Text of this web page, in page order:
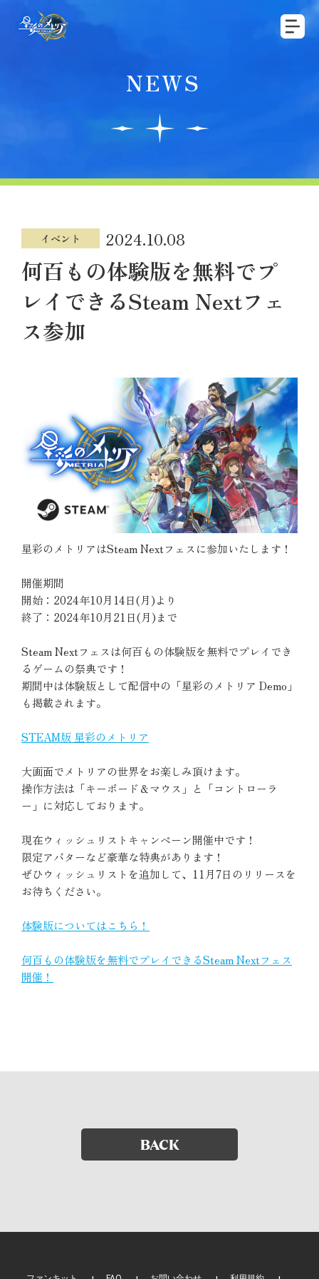
NEWS
イベント 2024.10.08
何百もの体験版を無料でプ
レイできるSteam Nextフェ
ス参加
星彩のメトリアはSteam Nextフェスに参加いたします！
開催期間
開始：2024年10月14日(月)より
終了：2024年10月21日(月)まで
Steam Nextフェスは何百もの体験版を無料でプレイでき
るゲームの祭典です！
期間中は体験版として配信中の「星彩のメトリア Demo」
も掲載されます。
STEAM版 星彩のメトリア
大画面でメトリアの世界をお楽しみ頂けます。
操作方法は「キーボード＆マウス」と「コントローラ
ー」に対応しております。
現在ウィッシュリストキャンペーン開催中です！
限定アバターなど豪華な特典があります！
ぜひウィッシュリストを追加して、11月7日のリリースを
お待ちください。
体験版についてはこちら！
何百もの体験版を無料でプレイできるSteam Nextフェス
開催！
BACK